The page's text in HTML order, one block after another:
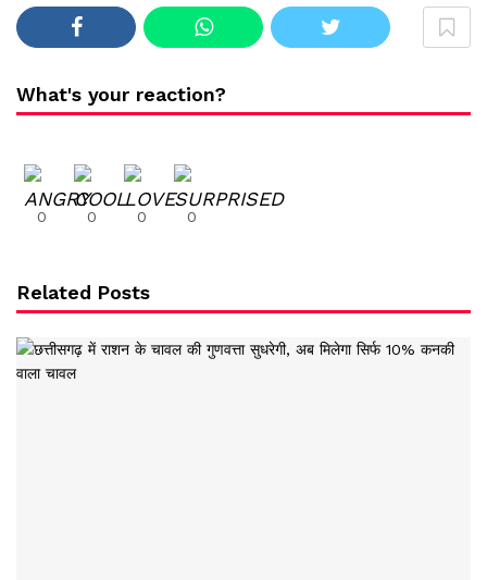
What's your reaction?
0 0 0 0
Related Posts